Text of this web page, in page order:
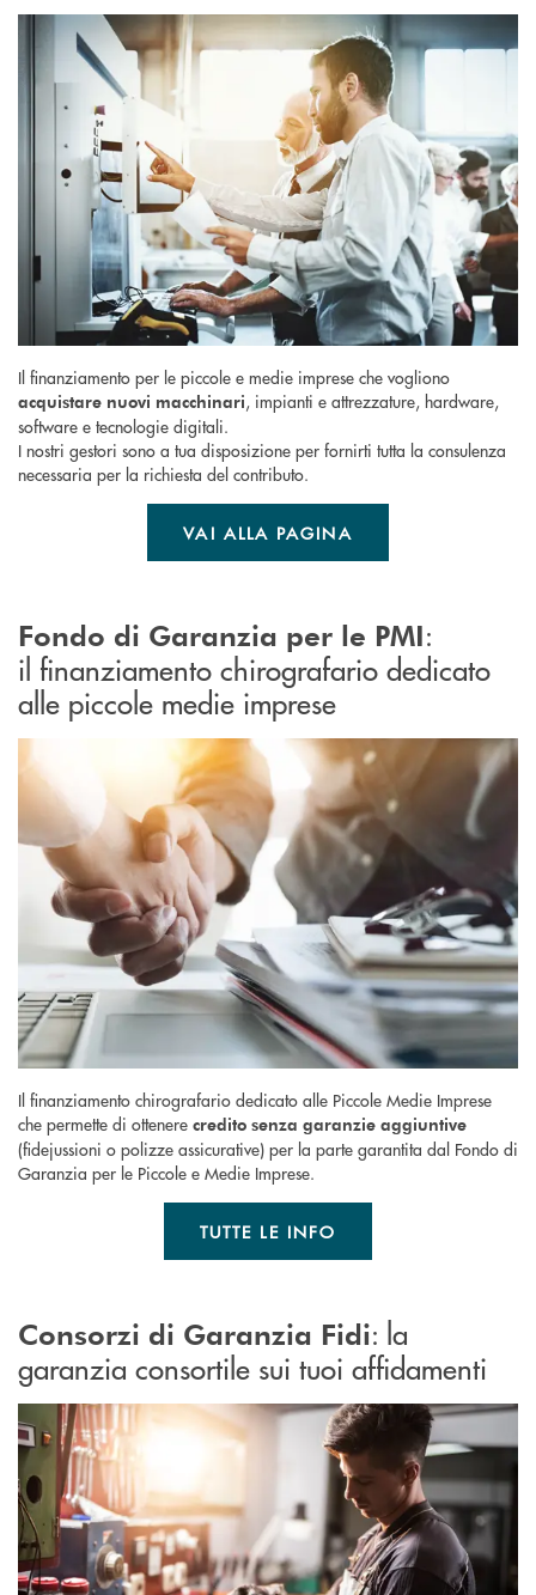
Il finanziamento per le piccole e medie imprese che vogliono
acquistare nuovi macchinari, impianti e attrezzature, hardware,
software e tecnologie digitali.
I nostri gestori sono a tua disposizione per fornirti tutta la consulenza
necessaria per la richiesta del contributo.
VAI ALLA PAGINA
Fondo di Garanzia per le PMI:
il finanziamento chirografario dedicato
alle piccole medie imprese
Il finanziamento chirografario dedicato alle Piccole Medie Imprese
che permette di ottenere credito senza garanzie aggiuntive
(fidejussioni o polizze assicurative) per la parte garantita dal Fondo di
Garanzia per le Piccole e Medie Imprese.
TUTTE LE INFO
Consorzi di Garanzia Fidi: la
garanzia consortile sui tuoi affidamenti